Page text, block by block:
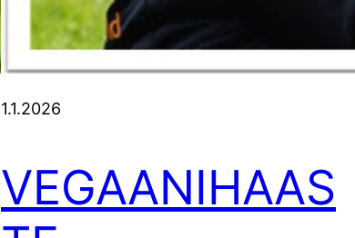
1.1.2026
VEGAANIHAAS